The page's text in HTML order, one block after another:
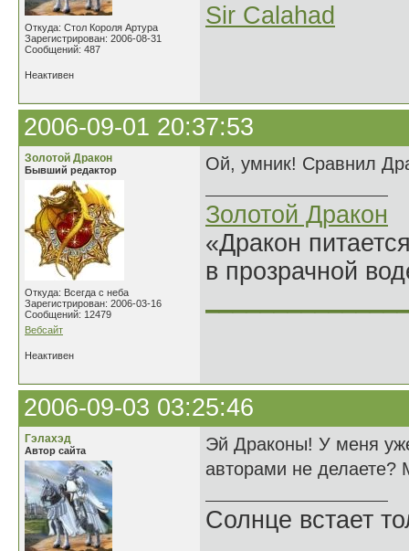
Откуда: Стол Короля Артура
Зарегистрирован: 2006-08-31
Сообщений: 487
Sir Calahad
Неактивен
2006-09-01 20:37:53
Золотой Дракон
Бывший редактор
Откуда: Всегда с неба
Зарегистрирован: 2006-03-16
Сообщений: 12479
Вебсайт
Ой, умник! Сравнил
Золотой Дракон
«Дракон
в прозрачной
Неактивен
2006-09-03 03:25:46
Гэлахэд
Автор сайта
Эй Драконы! У меня
авторами не делаете?
Солнце встает